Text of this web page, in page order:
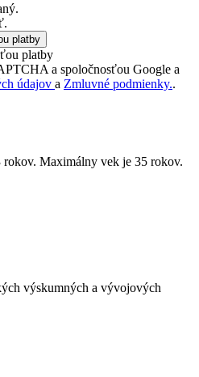
platby
a spoločnosťou Google a
údajov a Zmluvné podmienky..
Maximálny vek je 35 rokov.
výskumných a vývojových